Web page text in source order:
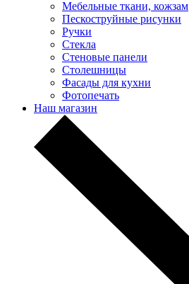
Мебельные ткани, кожзам
Пескоструйные рисунки
Ручки
Стекла
Стеновые панели
Столешницы
Фасады для кухни
Фотопечать
Наш магазин